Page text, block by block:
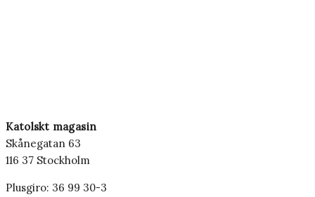
Katolskt magasin
Skånegatan 63
116 37 Stockholm
Plusgiro: 36 99 30-3